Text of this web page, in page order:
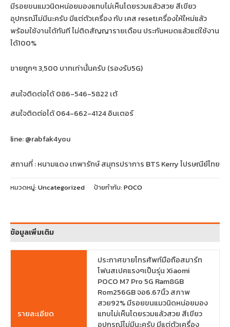
มีรอยขนแมวนิดหน่อยมองแทบไม่เห็นโดยรวมแล้วสวย สีเขียว
อุปกรณ์ไม่มีนะครับ มีแต่ตัวเครื่อง กับ เคส resetเครื่องให้ใหม่แล้ว
พร้อมใช้งานได้ทันที ไม่ติดสัญญารายเดือน ประกันหมดแล้วแต่ใช้งาน
ได้100%
ขายถูกๆ 3,500 บาทเท่านั้นครับ (รองรับ5G)
สนใจติดต่อได้ 086-546-5822 เต้
สนใจติดต่อได้ 064-662-4124 อินเตอร์
line: @rabfak4you
สถานที่ : หนามแดง เทพารักษ์ สมุทรปราการ BTS Kerry ไปรษณีย์ไทย
หมวดหมู่: Uncategorized ป้ายกำกับ: POCO
ข้อมูลเพิ่มเติม
รายละเอียด
ประกาศขายโทรศัพท์มือถือสมาร์ท
โฟนสเปคแรงๆเป็นรุ่น Xiaomi
POCO M7 Pro 5G Ram8GB
Rom256GB จอ6.67นิ้ว สภาพ
สวย92% มีรอยขนแมวนิดหน่อยมอง
แทบไม่เห็นโดยรวมแล้วสวย สีเขียว
อุปกรณ์ไม่มีนะครับ มีแต่ตัวเครื่อง